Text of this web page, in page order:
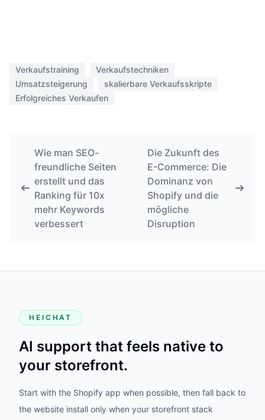
Verkaufstraining
Verkaufstechniken
Umsatzsteigerung
skalierbare Verkaufsskripte
Erfolgreiches Verkaufen
Wie man SEO-
freundliche Seiten
erstellt und das
Ranking für 10x
mehr Keywords
verbessert
Die Zukunft des
E-Commerce: Die
Dominanz von
Shopify und die
mögliche
Disruption
HEICHAT
AI support that feels native to
your storefront.
Start with the Shopify app when possible, then fall back to
the website install only when your storefront stack